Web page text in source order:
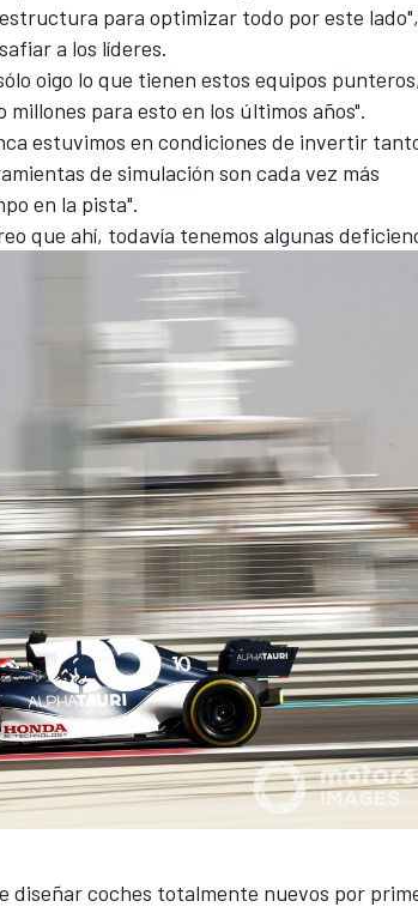
para optimizar todo por este
a los líderes.
oigo lo que tienen estos equipos punteros,
para esto en los últimos años".
estuvimos en condiciones de invertir
de simulación son cada vez más
en la pista".
que ahí, todavía tenemos algunas
diseñar coches totalmente nuevos por